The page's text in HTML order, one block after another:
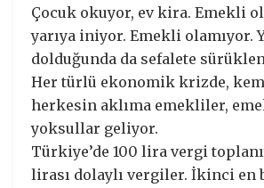
Çocuk okuyor, ev kira. Emekli
yarıya iniyor. Emekli olamıyor.
dolduğunda da sefalete
Her türlü ekonomik krizde,
herkesin aklıma emekliler,
yoksullar geliyor.
Türkiye’de 100 lira vergi
lirası dolaylı vergiler. İkinci en